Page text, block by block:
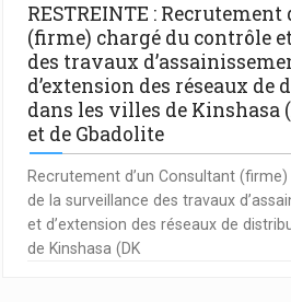
RESTREINTE :
(firme) chargé du contrôle
des travaux
d’extension des réseaux de
dans les villes de Kinshasa
et de Gbadolite
Recrutement d’un Consultant
de la surveillance des travaux
et d’extension des réseaux de
de Kinshasa (DK